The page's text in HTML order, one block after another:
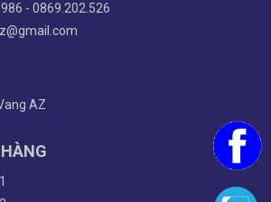
- 0869.202.526
AZ